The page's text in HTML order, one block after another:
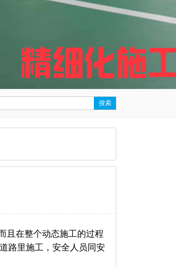
在整个动态施工的过程
路里施工，安全人员同安